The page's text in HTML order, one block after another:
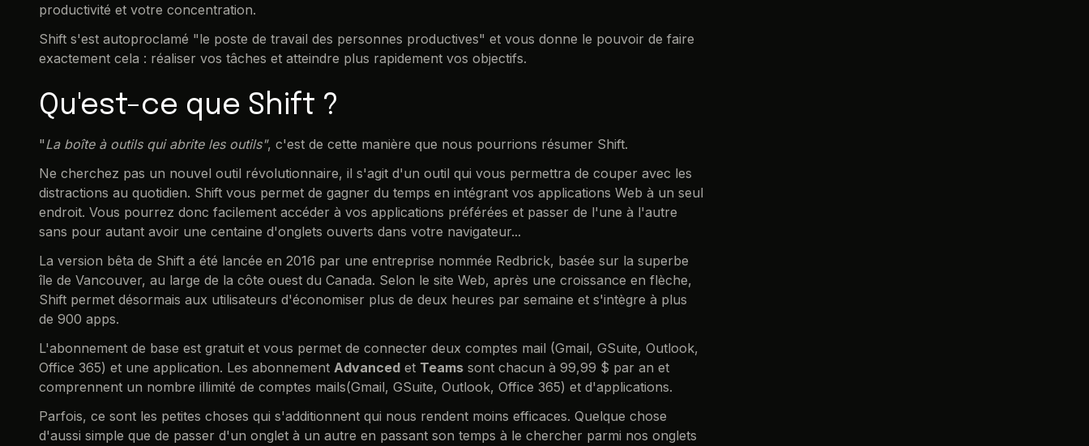
productivité et votre concentration.
Shift s'est autoproclamé "le poste de travail des personnes productives" et vous donne le pouvoir de faire
exactement cela : réaliser vos tâches et atteindre plus rapidement vos objectifs.
Qu'est-ce que Shift ?
"La boîte à outils qui abrite les outils", c'est de cette manière que nous pourrions résumer Shift.
Ne cherchez pas un nouvel outil révolutionnaire, il s'agit d'un outil qui vous permettra de couper avec les
distractions au quotidien. Shift vous permet de gagner du temps en intégrant vos applications Web à un seul
endroit. Vous pourrez donc facilement accéder à vos applications préférées et passer de l'une à l'autre
sans pour autant avoir une centaine d'onglets ouverts dans votre navigateur...
La version bêta de Shift a été lancée en 2016 par une entreprise nommée Redbrick, basée sur la superbe
île de Vancouver, au large de la côte ouest du Canada. Selon le site Web, après une croissance en flèche,
Shift permet désormais aux utilisateurs d'économiser plus de deux heures par semaine et s'intègre à plus
de 900 apps.
L'abonnement de base est gratuit et vous permet de connecter deux comptes mail (Gmail, GSuite, Outlook,
Office 365) et une application. Les abonnement Advanced et Teams sont chacun à 99,99 $ par an et
comprennent un nombre illimité de comptes mails(Gmail, GSuite, Outlook, Office 365) et d'applications.
Parfois, ce sont les petites choses qui s'additionnent qui nous rendent moins efficaces. Quelque chose
d'aussi simple que de passer d'un onglet à un autre en passant son temps à le chercher parmi nos onglets